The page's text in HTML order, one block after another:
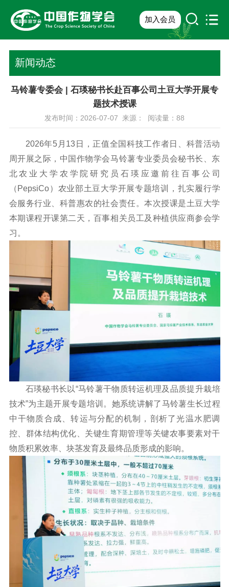
加入会员
新闻动态
马铃薯专委会 | 石瑛秘书长赴百事公司土豆大学开展专
题技术授课
发布时间：2026-07-07 来源： 阅读量： 88
2026年5月13日，正值全国科技工作者日、科普活动
周开展之际，中国作物学会马铃薯专业委员会秘书长、东
北农业大学农学院研究员石瑛应邀前往百事公司
（PepsiCo）农业部土豆大学开展专题培训，扎实履行学
会服务行业、科普惠农的社会责任。本次授课是土豆大学
本期课程开课第二天，百事相关员工及种植供应商参会学
习。
石瑛秘书长以“马铃薯干物质转运机理及品质提升栽培
技术”为主题开展专题培训。她系统讲解了马铃薯生长过程
中干物质合成、转运与分配的机制，剖析了光温水肥调
控、群体结构优化、关键生育期管理等关键农事要素对干
物质积累效率、块茎发育及最终品质形成的影响。